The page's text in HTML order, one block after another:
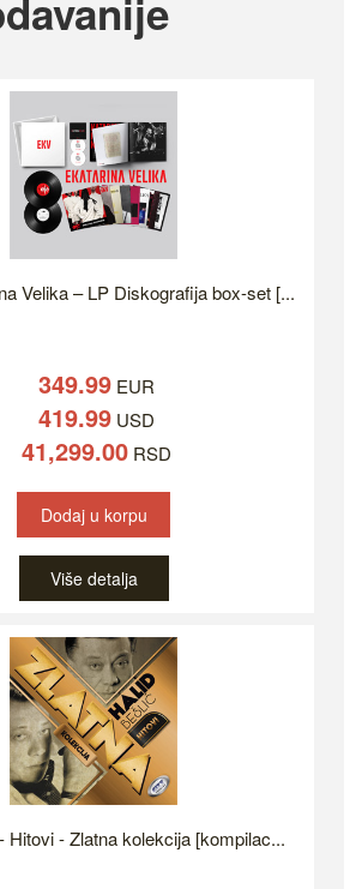
Velika – LP Diskografija box-set [...
349.99 EUR
419.99 USD
41,299.00 RSD
Dodaj u korpu
Više detalja
Hitovi - Zlatna kolekcija [kompilac...